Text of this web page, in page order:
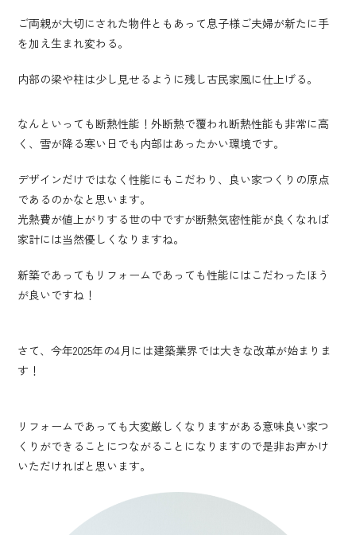
ご両親が大切にされた物件ともあって息子様ご夫婦が新たに手
を加え生まれ変わる。
内部の梁や柱は少し見せるように残し古民家風に仕上げる。
なんといっても断熱性能！外断熱で覆われ断熱性能も非常に高
く、雪が降る寒い日でも内部はあったかい環境です。
デザインだけではなく性能にもこだわり、良い家つくりの原点
であるのかなと思います。
光熱費が値上がりする世の中ですが断熱気密性能が良くなれば
家計には当然優しくなりますね。
新築であってもリフォームであっても性能にはこだわったほう
が良いですね！
さて、今年2025年の4月には建築業界では大きな改革が始まりま
す！
リフォームであっても大変厳しくなりますがある意味良い家つ
くりができることにつながることになりますので是非お声かけ
いただければと思います。